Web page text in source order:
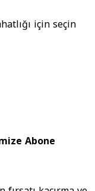
için seçin
Abone